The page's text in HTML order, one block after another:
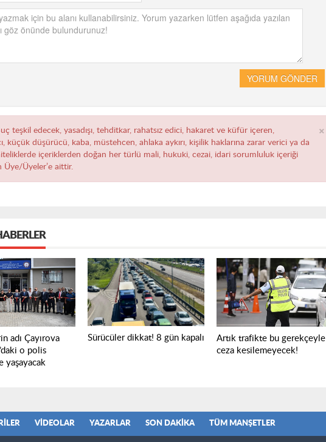
YORUM GÖNDER
×
teşkil edecek, yasadışı, tehditkar, rahatsız edici, hakaret ve küfür içeren,
küçük düşürücü, kaba, müstehcen, ahlaka aykırı, kişilik haklarına zarar verici ya da
içeriklerden doğan her türlü mali, hukuki, cezai, idari sorumluluk içeriği
Üye/Üyeler’e aittir.
adı Çayırova
o polis
yaşayacak
Sürücüler dikkat! 8 gün kapalı
Artık trafikte bu gerekçeyle
ceza kesilemeyecek!
VIDEOLAR YAZARLAR SON DAKIKA TÜM MANŞETLER